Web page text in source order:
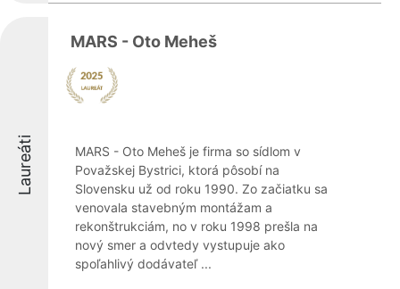
Laureáti
MARS - Oto Meheš
MARS - Oto Meheš je firma so sídlom v
Považskej Bystrici, ktorá pôsobí na
Slovensku už od roku 1990. Zo začiatku sa
venovala stavebným montážam a
rekonštrukciám, no v roku 1998 prešla na
nový smer a odvtedy vystupuje ako
spoľahlivý dodávateľ ...